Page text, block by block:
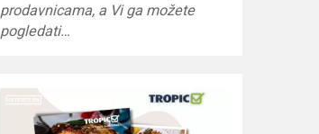
prodavnicama, a Vi ga možete
pogledati…